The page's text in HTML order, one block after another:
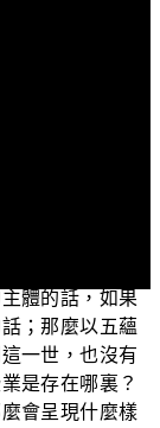
剛說的這些業
呢？假如說沒
體的話，如果
；那麼以五蘊
一世，也沒有
是存在哪裏？
會呈現什麼樣